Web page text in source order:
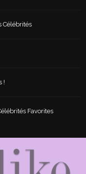
Célébrités
!
Favorites